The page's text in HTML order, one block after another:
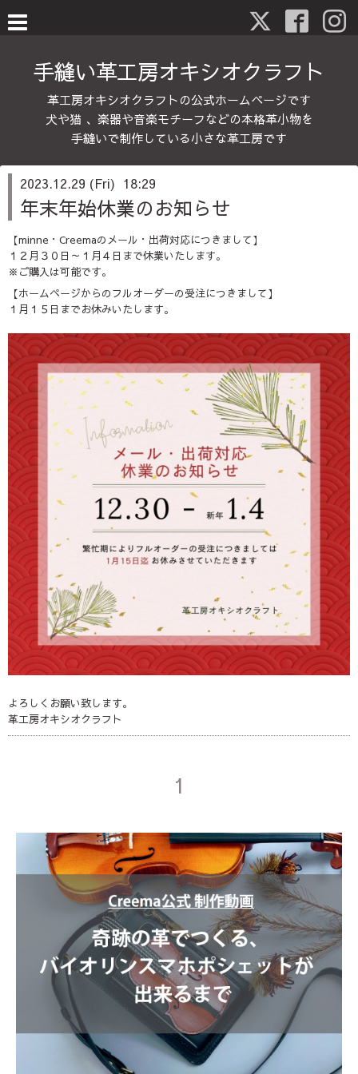
手縫い革工房オキシオクラフト
革工房オキシオクラフトの公式ホームページです
犬や猫 、楽器や音楽モチーフなどの本格革小物を
手縫いで制作している小さな革工房です
2023.12.29 (Fri) 18:29
年末年始休業のお知らせ
【minne・Creemaのメール・出荷対応につきまして】
１２月３０日～１月４日まで休業いたします。
※ご購入は可能です。
【ホームページからのフルオーダーの受注につきまして】
１月１５日までお休みいたします。
よろしくお願い致します。
革工房オキシオクラフト
1